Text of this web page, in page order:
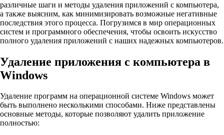
различные шаги и методы удаления приложений с компьютера,
а также выясним, как минимизировать возможные негативные
последствия этого процесса. Погрузимся в мир операционных
систем и программного обеспечения, чтобы освоить искусство
полного удаления приложений с наших надежных компьютеров.
Удаление приложения с компьютера в
Windows
Удаление программ на операционной системе Windows может
быть выполнено несколькими способами. Ниже представлены
основные методы, которые позволяют удалить приложение
полностью: